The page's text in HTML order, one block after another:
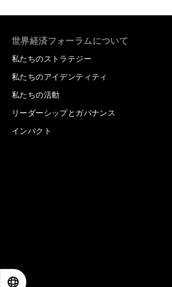
世界経済フォーラムについて
私たちのストラテジー
私たちのアイデンティティ
私たちの活動
リーダーシップとガバナンス
インパクト